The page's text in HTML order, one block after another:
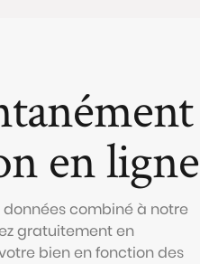
en ligne
combiné à notre
gratuitement en
bien en fonction des